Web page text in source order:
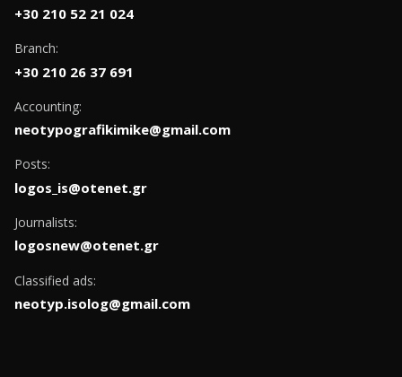
+30 210 52 21 024
Branch:
+30 210 26 37 691
Accounting:
neotypografikimike@gmail.com
Posts:
logos_is@otenet.gr
Journalists:
logosnew@otenet.gr
Classified ads:
neotyp.isolog@gmail.com